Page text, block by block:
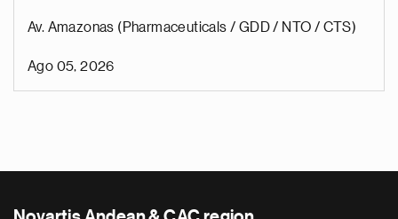
Av. Amazonas (Pharmaceuticals / GDD / NTO / CTS)
Ago 05, 2026